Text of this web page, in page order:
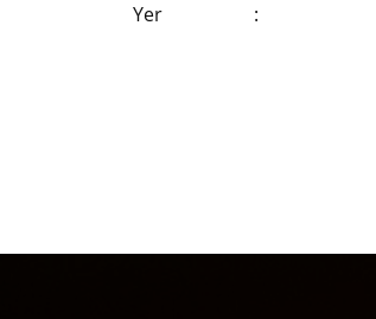
Yer :